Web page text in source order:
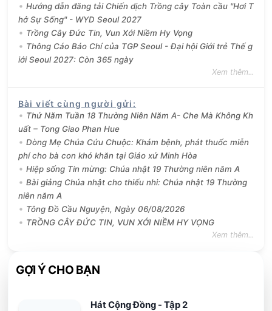
Hướng dẫn đăng tải Chiến dịch Trồng cây Toàn cầu "Hơi T
hở Sự Sống" - WYD Seoul 2027
Trồng Cây Đức Tin, Vun Xới Niềm Hy Vọng
Thông Cáo Báo Chí của TGP Seoul - Đại hội Giới trẻ Thế g
iới Seoul 2027: Còn 365 ngày
Xem thêm...
Bài viết cùng người gửi :
Thứ Năm Tuần 18 Thường Niên Năm A- Che Mà Không Kh
uất – Tong Giao Phan Hue
Dòng Mẹ Chúa Cứu Chuộc: Khám bệnh, phát thuốc miễn
phí cho bà con khó khăn tại Giáo xứ Minh Hòa
Hiệp sống Tin mừng: Chúa nhật 19 Thường niên năm A
Bài giảng Chúa nhật cho thiếu nhi: Chúa nhật 19 Thường
niên năm A
Tông Đồ Cầu Nguyện, Ngày 06/08/2026
TRỒNG CÂY ĐỨC TIN, VUN XỚI NIỀM HY VỌNG
Xem thêm...
GỢI Ý CHO BẠN
Hát Cộng Đồng - Tập 2